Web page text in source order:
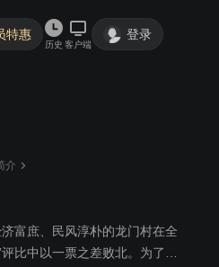
特惠
历史 客户端
登录
介
富庶、民风淳朴的龙门村在全
比中以一票之差败北。为了在